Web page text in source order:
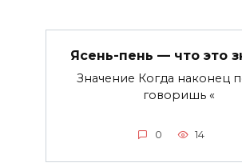
Ясень-пень — что это
Значение Когда наконец
говоришь «
0 14